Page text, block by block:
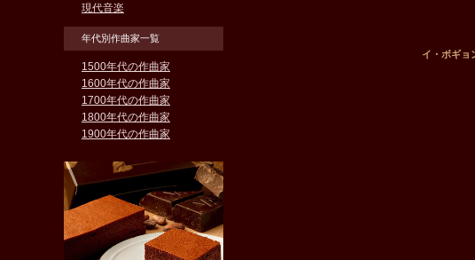
イ・ボギョ
現代音楽
年代別作曲家一覧
1500年代の作曲家
1600年代の作曲家
1700年代の作曲家
1800年代の作曲家
1900年代の作曲家